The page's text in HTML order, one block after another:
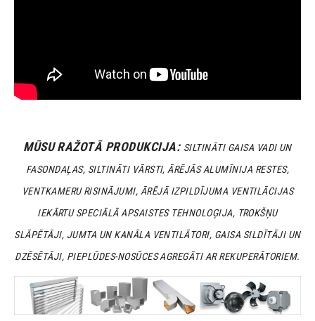
MŪSU RAŽOTĀ PRODUKCIJA: SILTINĀTI GAISA VADI UN
FASONDAĻAS, SILTINĀTI VĀRSTI, ĀRĒJĀS ALUMĪNIJA RESTES,
VENTKAMERU RISINĀJUMI, ĀRĒJĀ IZPILDĪJUMA VENTILĀCIJAS
IEKĀRTU SPECIĀLĀ APSAISTES TEHNOLOĢIJA, TROKŠŅU
SLĀPĒTĀJI, JUMTA UN KANĀLA VENTILĀTORI, GAISA SILDĪTĀJI UN
DZĒSĒTĀJI, PIEPLŪDES-NOSŪCES AGREGĀTI AR REKUPERĀTORIEM.